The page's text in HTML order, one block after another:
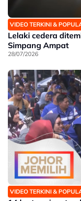
VIDEO TERKINI &
Lelaki cedera
Simpang Ampat
28/07/2026
VIDEO TERKINI &